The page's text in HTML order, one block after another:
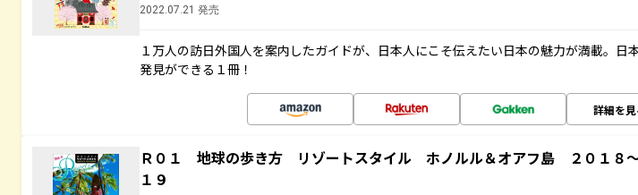
2022.07.21 発売
１万人の訪日外国人を案内したガイドが、日本人にこそ伝えたい日本の魅力が満載。日
発見ができる１冊！
詳細を見
Ｒ０１ 地球の歩き方 リゾートスタイル ホノルル＆オアフ島 ２０１８
１９